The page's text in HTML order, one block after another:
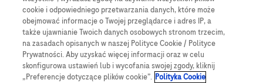
Globalne Strony Internetowe
Global Roche
Platforma Accu-Chek Care
Global Roche Diabetologia
cookie i odpowiedniego przetwarzania danych, które może
obejmować informacje o Twojej przeglądarce i adres IP, a
także ujawnianie Twoich danych osobowych stronom trzecim,
na zasadach opisanych w naszej Polityce Cookie / Polityce
Prywatności. Aby uzyskać więcej informacji oraz w celu
skonfigurowa ustawień lub i wycofania swojej zgody, kliknij
„Preferencje dotyczące plików cookie”. Polityka Cookie